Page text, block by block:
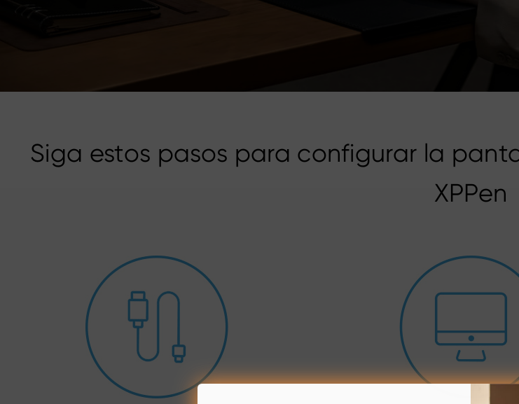
Siga estos pasos para configurar la
XPPen